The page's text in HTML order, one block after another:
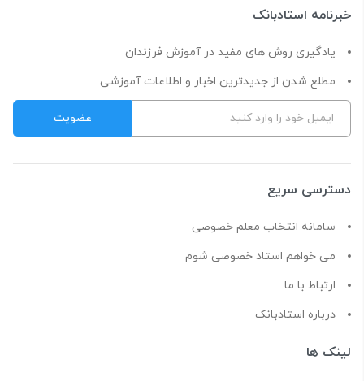
خبرنامه استادبانک
یادگیری روش های مفید در آموزش فرزندان
مطلع شدن از جدیدترین اخبار و اطلاعات آموزشی
دسترسی سریع
سامانه انتخاب معلم خصوصی
می خواهم استاد خصوصی شوم
ارتباط با ما
درباره استادبانک
لینک ها